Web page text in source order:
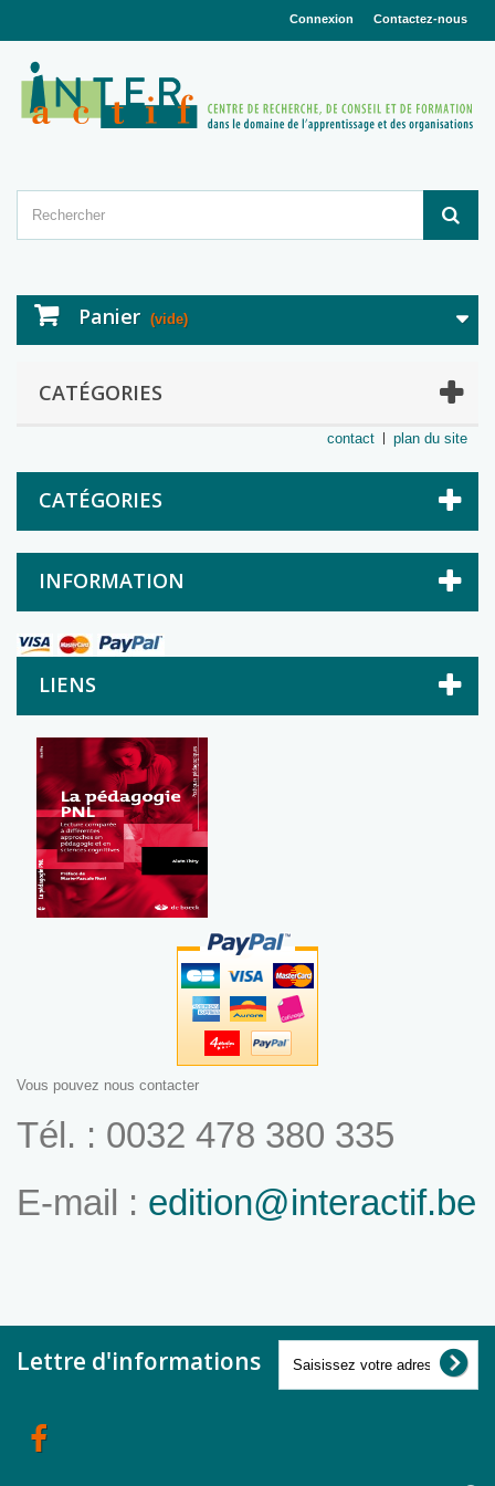
Contactez-nous
Connexion
Panier (vide)
CATÉGORIES
contact plan du site
CATÉGORIES
INFORMATION
LIENS
Vous pouvez nous contacter
Tél. : 0032 478 380 335
E-mail : edition@interactif.be
Lettre d'informations